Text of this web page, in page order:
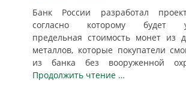
Банк России разработал
согласно которому будет
предельная стоимость монет из
металлов, которые покупатели
из банка без вооруженной
Продолжить чтение …